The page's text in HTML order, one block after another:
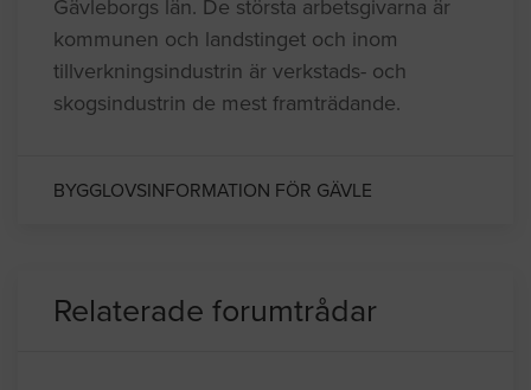
Gävle kommun i Gästrikland har ca
93500 invånare och är residensstad i
Gävleborgs län. De största arbetsgivarna är
skogsindustrin de mest framträdande.